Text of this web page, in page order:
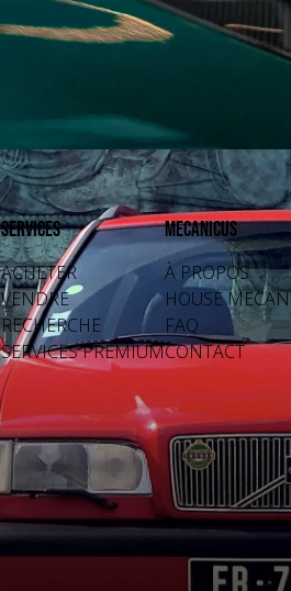
Services
ACHETER
VENDRE
RECHERCHE
SERVICES PREMIUM
Mecanicus
À PROPOS
HOUSE
FAQ
CONTACT